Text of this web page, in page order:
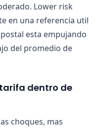
Lower risk
en una referencia util
esta empujando
del promedio de
dentro de
choques, mas